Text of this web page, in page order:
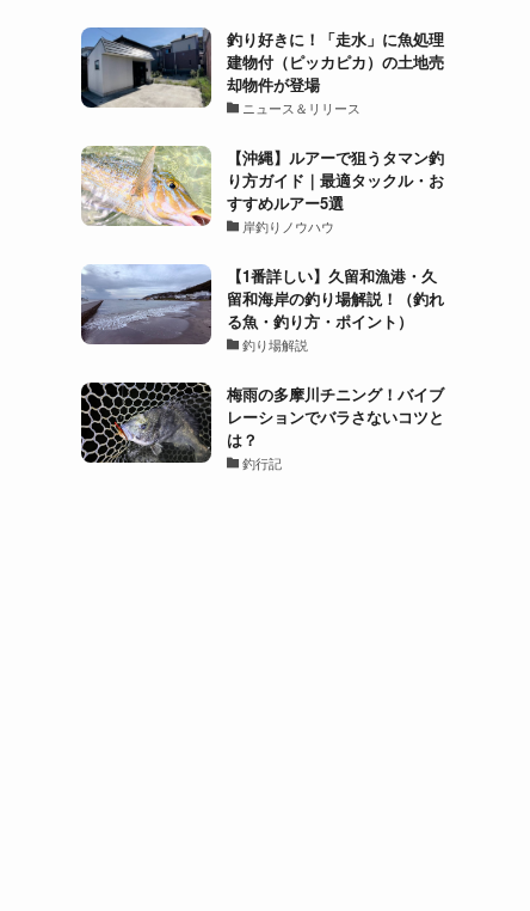
釣り好きに！「走水」に魚処理
建物付（ピッカピカ）の土地売
却物件が登場
ニュース＆リリース
【沖縄】ルアーで狙うタマン釣
り方ガイド｜最適タックル・お
すすめルアー5選
岸釣りノウハウ
【1番詳しい】久留和漁港・久
留和海岸の釣り場解説！（釣れ
る魚・釣り方・ポイント）
釣り場解説
梅雨の多摩川チニング！バイブ
レーションでバラさないコツと
は？
釣行記